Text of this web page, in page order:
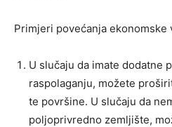
Primjeri povećanja ekonomske
U slučaju da imate dodatne
raspolaganju, možete
te površine. U slučaju da
poljoprivredno zemljište,